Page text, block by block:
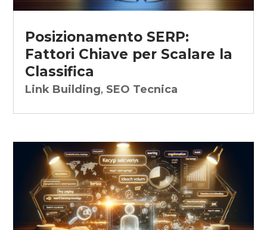
Posizionamento SERP:
Fattori Chiave per Scalare la
Classifica
Link Building, SEO Tecnica